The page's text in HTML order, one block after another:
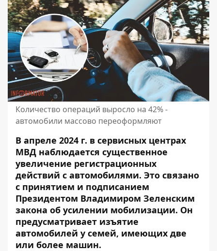
Количество операций выросло на 42% -
автомобили массово переоформляют
В апреле 2024 г. в сервисных центрах
МВД наблюдается существенное
увеличение регистрационных
действий с автомобилями. Это связано
с принятием и подписанием
Президентом Владимиром Зеленским
закона об усилении мобилизации. Он
предусматривает изъятие
автомобилей у семей, имеющих две
или более машин.